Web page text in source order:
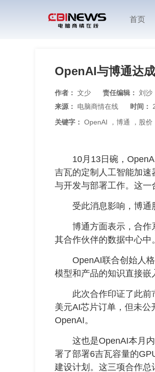
首页
OpenAI与博通达
作者： 文少 责任编辑： 刘沙
来源： 电脑商情在线 时间：
关键字： OpenAI ， 博通 ， 股价
10月13日碗，OpenAI
吉瓦的定制人工智能加
与开发与部署工作。这一
受此消息影响，博通股
博通方面表示，合作系
其合作伙伴的数据中心中。
OpenAI联合创始人格
模型和产品的知识直接嵌
此次合作印证了此前
美元AI芯片订单，但未
OpenAI。
这也是OpenAI本月内
署了部署6吉瓦容量的
建设计划。这三项合作总